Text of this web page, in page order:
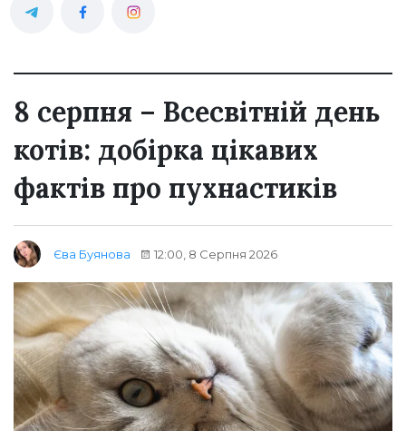
8 серпня – Всесвітній день
котів: добірка цікавих
фактів про пухнастиків
Єва Буянова 12:00, 8 Серпня 2026